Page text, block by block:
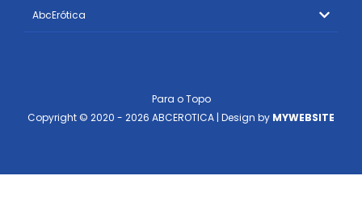
AbcErótica
Copyright © 2020 - 2026 ABCEROTICA | Design by MYWEBSITE
Para o Topo